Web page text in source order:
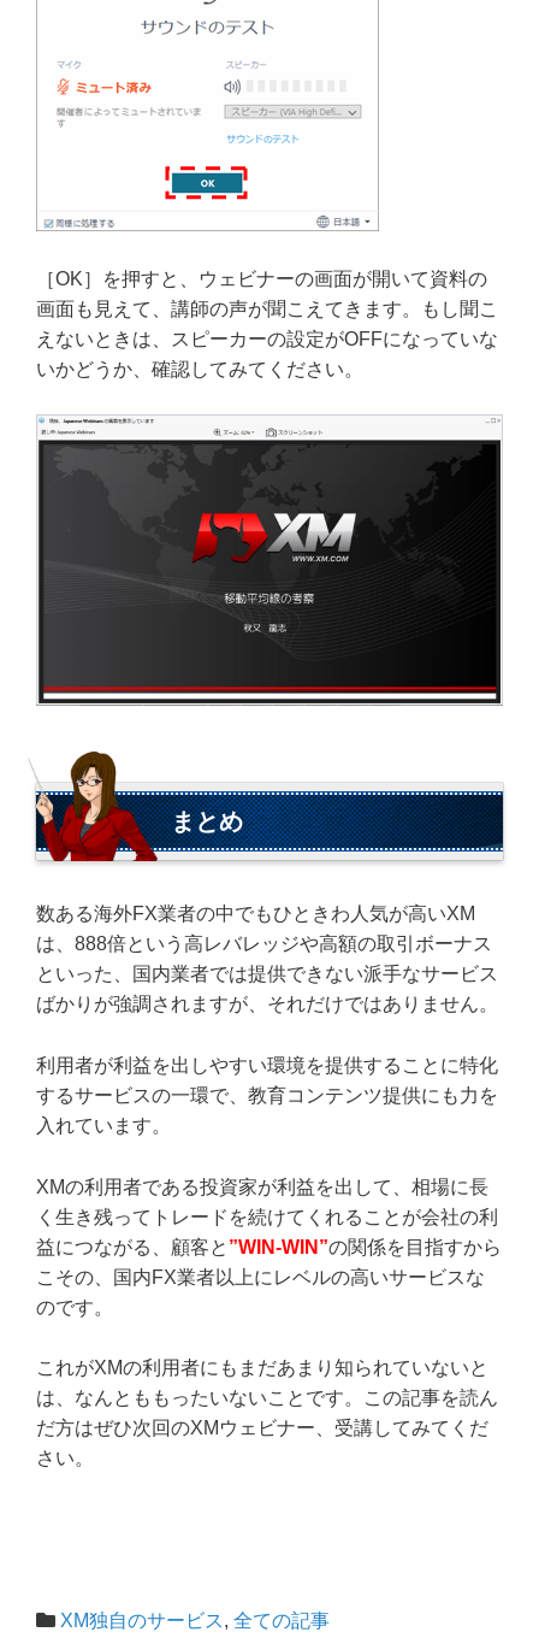
［OK］を押すと、ウェビナーの画面が開いて資料の
画面も見えて、講師の声が聞こえてきます。もし聞こ
えないときは、スピーカーの設定がOFFになっていな
いかどうか、確認してみてください。
まとめ
数ある海外FX業者の中でもひときわ人気が高いXM
は、888倍という高レバレッジや高額の取引ボーナス
といった、国内業者では提供できない派手なサービス
ばかりが強調されますが、それだけではありません。
利用者が利益を出しやすい環境を提供することに特化
するサービスの一環で、教育コンテンツ提供にも力を
入れています。
XMの利用者である投資家が利益を出して、相場に長
く生き残ってトレードを続けてくれることが会社の利
益につながる、顧客と ”WIN‐WIN”の関係を目指すから
こその、国内FX業者以上にレベルの高いサービスな
のです。
これがXMの利用者にもまだあまり知られていないと
は、なんとももったいないことです。この記事を読ん
だ方はぜひ次回のXMウェビナー、受講してみてくだ
さい。
XM独自のサービス, 全ての記事